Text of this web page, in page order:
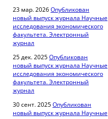
23 мар. 2026Опубликован
новый выпуск журнала Научные
исследования экономического
факультета. Электронный
журнал
25 дек. 2025Опубликован
новый выпуск журнала Научные
исследования экономического
факультета. Электронный
журнал
30 сент. 2025Опубликован
новый выпуск журнала Научные